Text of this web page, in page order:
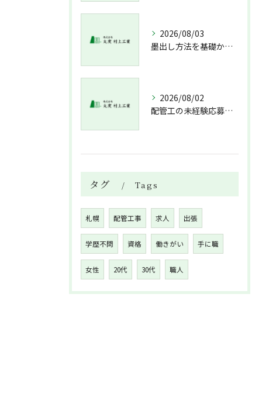
2026/08/03
墨出し方法を基礎から実践まで一人作業でも正確にこなすコツと墨出し作業の注意点
2026/08/02
配管工の未経験応募で資格不問求人情報と溶接技術習得までの流れを解説
タグ Tags
札幌 配管工事 求人 出張
学歴不問 資格 働きがい 手に職
女性 20代 30代 職人